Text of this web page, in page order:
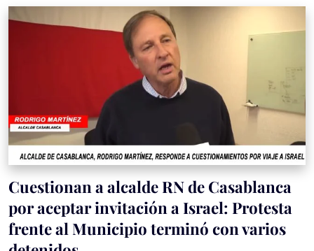
Cuestionan a alcalde RN de Casablanca
por aceptar invitación a Israel: Protesta
frente al Municipio terminó con varios